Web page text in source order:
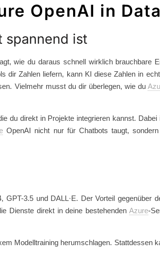
OpenAI in
spannend ist
wie du daraus schnell wirklich brauchbare
dir Zahlen liefern, kann KI diese Zahlen in
Vielmehr musst du dir überlegen, wie du
du direkt in Projekte integrieren kannst.
OpenAI nicht nur für Chatbots taugt,
GPT-3.5 und DALL·E. Der Vorteil gegenüber
Dienste direkt in deine bestehenden Azure-
Modelltraining herumschlagen. Stattdessen